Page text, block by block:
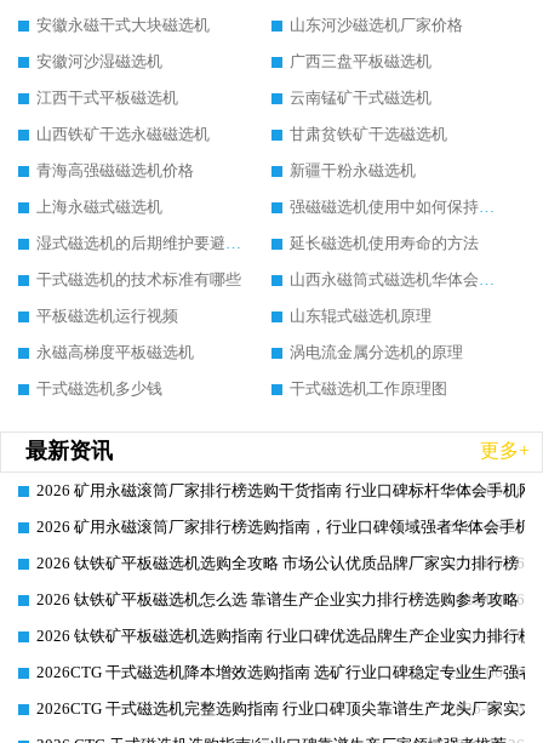
安徽永磁干式大块磁选机
山东河沙磁选机厂家价格
安徽河沙湿磁选机
广西三盘平板磁选机
江西干式平板磁选机
云南锰矿干式磁选机
山西铁矿干选永磁磁选机
甘肃贫铁矿干选磁选机
青海高强磁磁选机价格
新疆干粉永磁选机
上海永磁式磁选机
强磁磁选机使用中如何保持其顺畅运行
湿式磁选机的后期维护要避开哪些坑
延长磁选机使用寿命的方法
干式磁选机的技术标准有哪些
山西永磁筒式磁选机华体会手机网页版-华体会(中国)
平板磁选机运行视频
山东辊式磁选机原理
永磁高梯度平板磁选机
涡电流金属分选机的原理
干式磁选机多少钱
干式磁选机工作原理图
最新资讯 更多+
2026-06-26
2026 矿用永磁滚筒厂家排行榜选购干货指南 行业口碑标杆华体会手机网
2026-06-26
2026 矿用永磁滚筒厂家排行榜选购指南，行业口碑领域强者华体会手机
2026-06-26
2026 钛铁矿平板磁选机选购全攻略 市场公认优质品牌厂家实力排行榜
2026-06-26
2026 钛铁矿平板磁选机怎么选 靠谱生产企业实力排行榜选购参考攻略
2026-06-26
2026 钛铁矿平板磁选机选购指南 行业口碑优选品牌生产企业实力排行榜
2026-06-26
2026CTG 干式磁选机降本增效选购指南 选矿行业口碑稳定专业生产强者
2026-06-26
2026CTG 干式磁选机完整选购指南 行业口碑顶尖靠谱生产龙头厂家实力